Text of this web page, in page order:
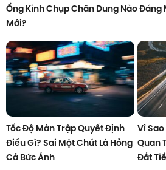
Ống Kính Chụp Chân Dung Nào Đáng
Mới?
Tốc Độ Màn Trập Quyết Định
Điều Gì? Sai Một Chút Là Hỏng
Cả Bức Ảnh
Vì
Quan
Đắt